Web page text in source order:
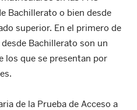
Bachillerato o bien desde
superior. En el primero de
Bachillerato son un
los que se presentan por
de la Prueba de Acceso a